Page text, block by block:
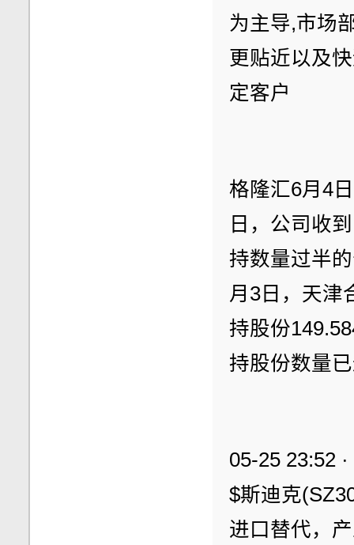
为主导,市场
更贴近以及
定客户
格隆汇6月4
日，公司收
持数量过半
月3日，天津
持股份
持股份数量
05-25 23:52
$斯迪克
进口替代，